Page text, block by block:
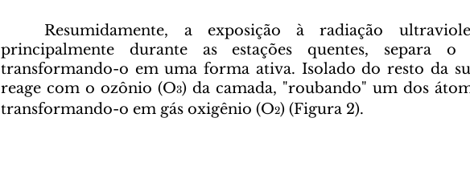
	Resumidamente, a exposição à radiação ultravioleta, que ocorre
principalmente durante as estações quentes, separa
transformando-o em uma forma ativa. Isolado do resto da
reage com o ozônio (O3) da camada, "roubando" um dos
transformando-o em gás oxigênio (O2) (Figura 2).